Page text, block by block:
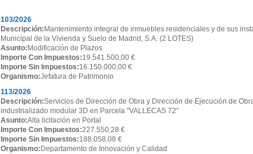
103/2026
Descripción: Mantenimiento integral de inmuebles residenciales y de sus
Municipal de la Vivienda y Suelo de Madrid, S.A. (2 LOTES)
Asunto: Modificación de Plazos
Importe Con Impuestos:19.541.500,00 €
Importe Sin Impuestos:16.150.000,00 €
Organismo:Jefatura de Patrimonio
113/2026
Descripción:Servicios de Dirección de Obra y Dirección de Ejecución de
industrializado modular 3D en Parcela "VALLECAS 72"
Asunto:Alta licitación en Portal
Importe Con Impuestos:227.550,28 €
Importe Sin Impuestos:188.058,08 €
Organismo: Departamento de Innovación y Calidad